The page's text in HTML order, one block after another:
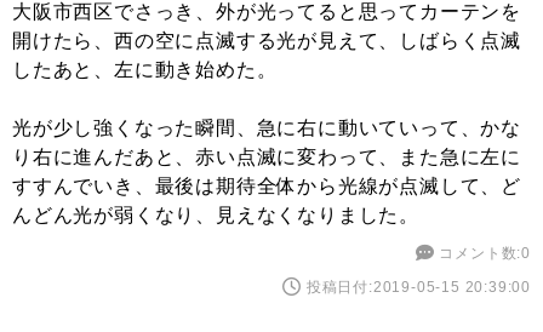
大阪市西区でさっき、外が光ってると思ってカーテンを
開けたら、西の空に点滅する光が見えて、しばらく点滅
したあと、左に動き始めた。
光が少し強くなった瞬間、急に右に動いていって、かな
り右に進んだあと、赤い点滅に変わって、また急に左に
すすんでいき、最後は期待全体から光線が点滅して、ど
んどん光が弱くなり、見えなくなりました。
コメント数:0
投稿日付:2019-05-15 20:39:00